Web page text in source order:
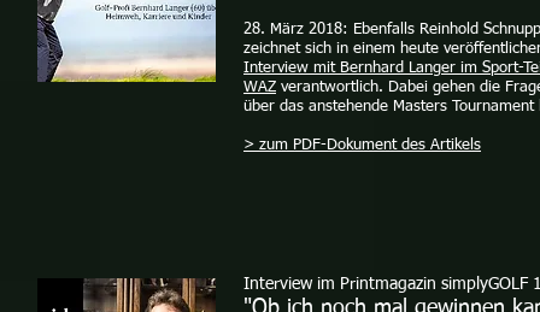
28. März 2018: Ebenfalls Reinhold Schnupp
zeichnet sich in einem heute
Interview mit Bernhard Langer im Sport-
WAZ verantwortlich. Dabei gehen die
über das anstehende Masters Tournament
> zum PDF-Dokument des Artikels
Interview im Printmagazin simplyGOLF